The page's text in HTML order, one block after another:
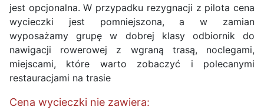
jest opcjonalna. W przypadku rezygnacji z pilota cena
wycieczki jest pomniejszona, a w zamian
wyposażamy grupę w dobrej klasy odbiornik do
nawigacji rowerowej z wgraną trasą, noclegami,
miejscami, które warto zobaczyć i polecanymi
restauracjami na trasie
Cena wycieczki nie zawiera: